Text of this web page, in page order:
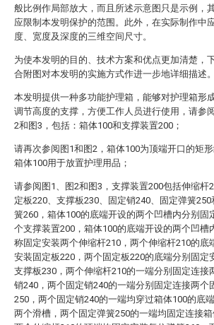
般比例作局部放大，而且所述示意图只是示例，
应限制本发明保护的范围。此外，在实际制作中
度、宽度及深度的三维空间尺寸。
为使本发明的目的、技术方案和优点更加清楚，
合附图对本发明的实施方式作进一步地详细描述。
本发明提供一种多功能护理箱，能够对护理箱形
调节高度的支撑，方便工作人员进行使用，请参
2和图3，包括：箱体100和支撑装置200；
请再次参阅图1和图2，箱体100为顶端开口的矩形
箱体100用于放置护理用品；
请参阅图1、图2和图3，支撑装置200包括伸缩杆
定板220、支撑板230、固定销240、固定弹簧250
簧260，箱体100的底端开设的两个凹槽内分别固
个支撑装置200，箱体100的底端开设的两个凹槽
称固定安装两个伸缩杆210，两个伸缩杆210的底
安装固定板220，两个固定板220的底端分别固定
支撑板230，两个伸缩杆210的一端分别固定连接
销240，两个固定销240的一端分别固定连接两个
250，两个固定销240的一端均穿过箱体100的底
两个滑槽，两个固定弹簧250的一端均固定连接箱